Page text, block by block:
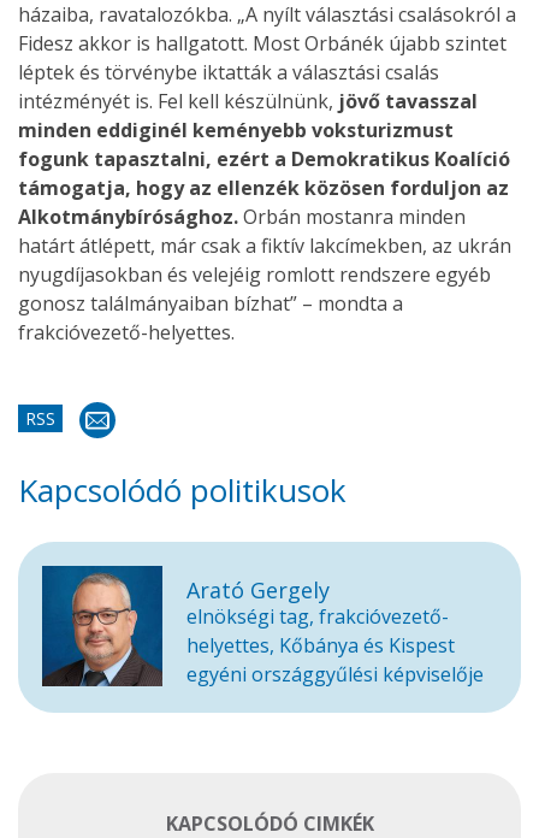
házaiba, ravatalozókba. „A nyílt választási csalásokról a
Fidesz akkor is hallgatott. Most Orbánék újabb szintet
léptek és törvénybe iktatták a választási csalás
intézményét is. Fel kell készülnünk, jövő tavasszal
minden eddiginél keményebb voksturizmust
fogunk tapasztalni, ezért a Demokratikus Koalíció
támogatja, hogy az ellenzék közösen forduljon az
Alkotmánybírósághoz.Orbán mostanra minden
határt átlépett, már csak a fiktív lakcímekben, az ukrán
nyugdíjasokban és velejéig romlott rendszere egyéb
gonosz találmányaiban bízhat” – mondta a
frakcióvezető-helyettes.
RSS
Kapcsolódó politikusok
Arató Gergely
elnökségi tag, frakcióvezető-
helyettes, Kőbánya és Kispest
egyéni országgyűlési képviselője
KAPCSOLÓDÓ CIMKÉK